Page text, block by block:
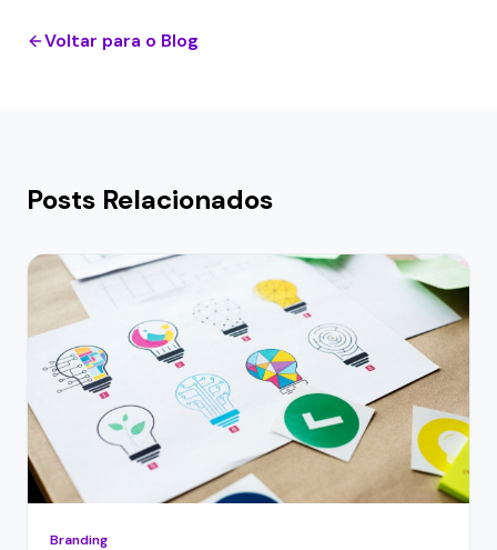
Voltar para o Blog
Posts Relacionados
Branding